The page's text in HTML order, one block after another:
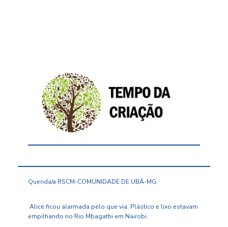
Querida/a RSCM-COMUNIDADE DE UBÁ-MG,
Alice ficou alarmada pelo que via. Plástico e lixo estavam
empilhando no Rio Mbagathi em Nairobi.